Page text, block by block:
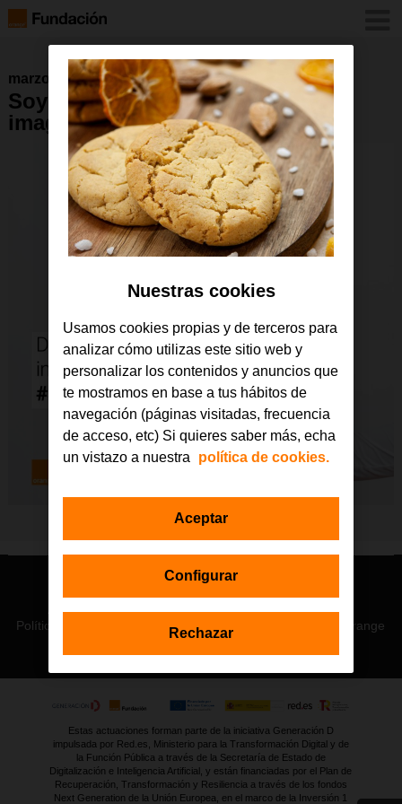
marzo 2016
Soy Visual: Dejo volar mi
imaginación
© Orange 2026
Accesibilidad
Lectura accesible: Confort+
Contacto
Política de privacidad
Política de cookies Orange
Estas actuaciones forman parte de la iniciativa Generación D
impulsada por Red.es, Ministerio para la Transformación Digital y de
la Función Pública a través de la Secretaría de Estado de
Digitalización e Inteligencia Artificial, y están financiadas por el Plan de
Recuperación, Transformación y Resiliencia a través de los fondos
Next Generation de la Unión Europea, en el marco de la Inversión 1
Nuestras cookies
Usamos cookies propias y de terceros para
analizar cómo utilizas este sitio web y
personalizar los contenidos y anuncios que
te mostramos en base a tus hábitos de
navegación (páginas visitadas, frecuencia
de acceso, etc) Si quieres saber más, echa
un vistazo a nuestra
política de cookies.
Configurar
Rechazar
Aceptar